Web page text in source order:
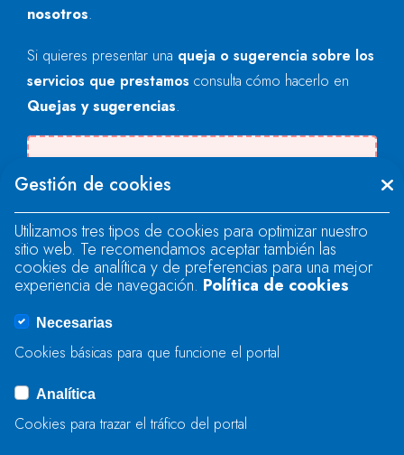
nosotros.
Si quieres presentar una queja o sugerencia sobre los
servicios que prestamos consulta cómo hacerlo en
Quejas y sugerencias.
"text".
Se produjo un error al cargar el campo
"text".
Se produjo un error al cargar el campo
ENVIAR
Gestión de cookies
Utilizamos tres tipos de cookies para optimizar nuestro
sitio web. Te recomendamos aceptar también las
cookies de analítica y de preferencias para una mejor
experiencia de navegación. Política de cookies
Necesarias
Cookies básicas para que funcione el portal
Analítica
Cookies para trazar el tráfico del portal